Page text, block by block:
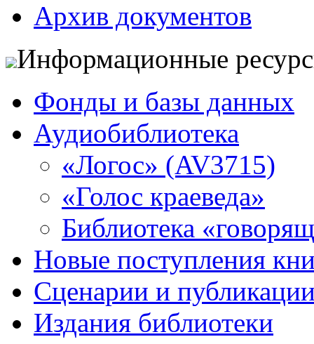
Архив документов
Информационные
Фонды и базы данных
Аудиобиблиотека
«Логос» (AV3715)
«Голос краеведа»
Библиотека
Новые поступления
Сценарии и
Издания библиотеки